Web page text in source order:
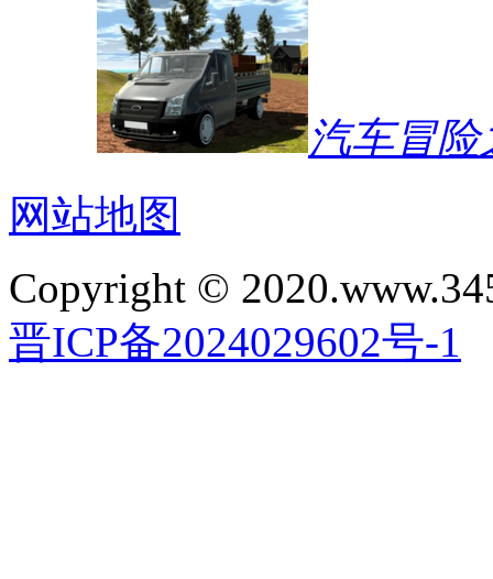
汽车冒险
网站地图
Copyright ©
晋ICP备2024029602号-1